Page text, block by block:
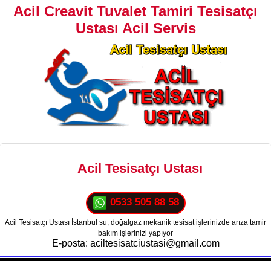
Acil Creavit Tuvalet Tamiri Tesisatçı
Ustası Acil Servis
Acil Tesisatçı Ustası
0533 505 88 58
Acil Tesisatçı Ustası İstanbul su, doğalgaz mekanik tesisat işlerinizde arıza tamir
bakım işlerinizi yapıyor
E-posta: aciltesisatciustasi@gmail.com